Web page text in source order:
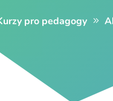
pro pedagogy